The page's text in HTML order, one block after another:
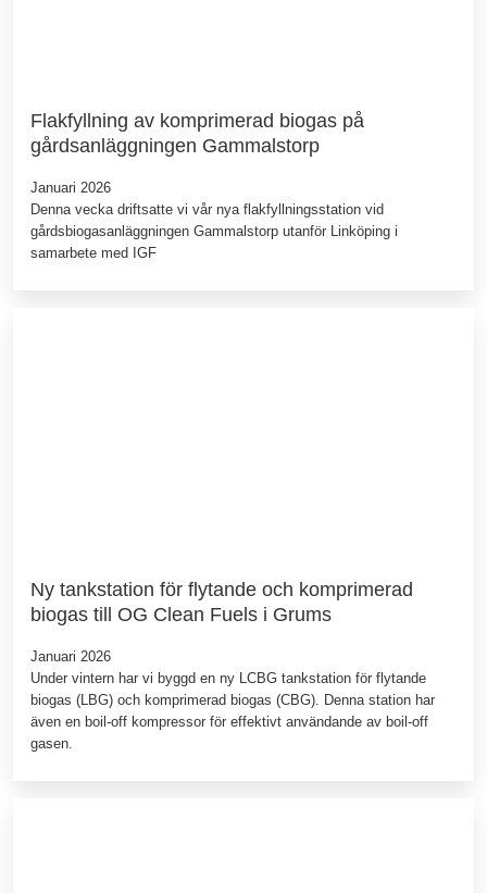
Flakfyllning av komprimerad biogas på
gårdsanläggningen Gammalstorp
Januari 2026
Denna vecka driftsatte vi vår nya flakfyllningsstation vid
gårdsbiogasanläggningen Gammalstorp utanför Linköping i
samarbete med IGF
Ny tankstation för flytande och komprimerad
biogas till OG Clean Fuels i Grums
Januari 2026
Under vintern har vi byggd en ny LCBG tankstation för flytande
biogas (LBG) och komprimerad biogas (CBG). Denna station har
även en boil-off kompressor för effektivt användande av boil-off
gasen.